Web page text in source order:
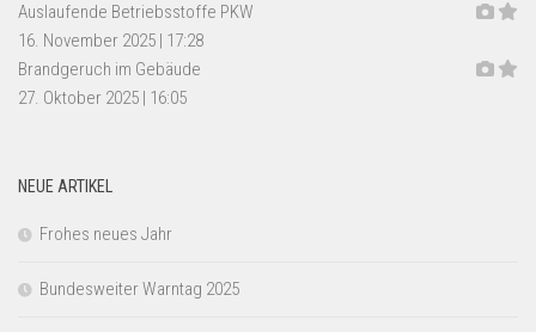
Auslaufende Betriebsstoffe PKW
16. November 2025 | 17:28
Brandgeruch im Gebäude
27. Oktober 2025 | 16:05
NEUE ARTIKEL
Frohes neues Jahr
Bundesweiter Warntag 2025